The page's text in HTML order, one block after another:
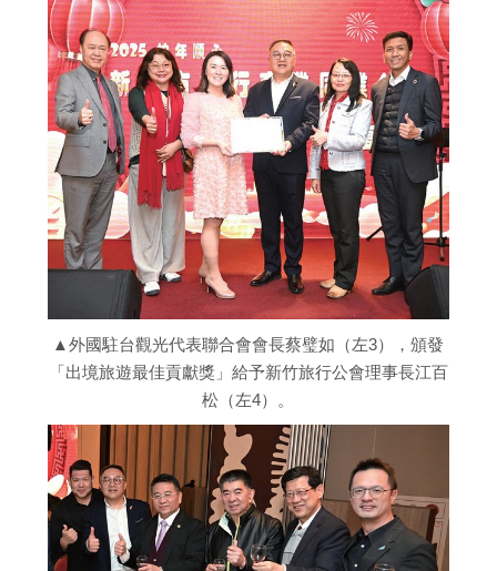
▲外國駐台觀光代表聯合會會長蔡璧如（左3），頒發
「出境旅遊最佳貢獻獎」給予新竹旅行公會理事長江百
松（左4）。